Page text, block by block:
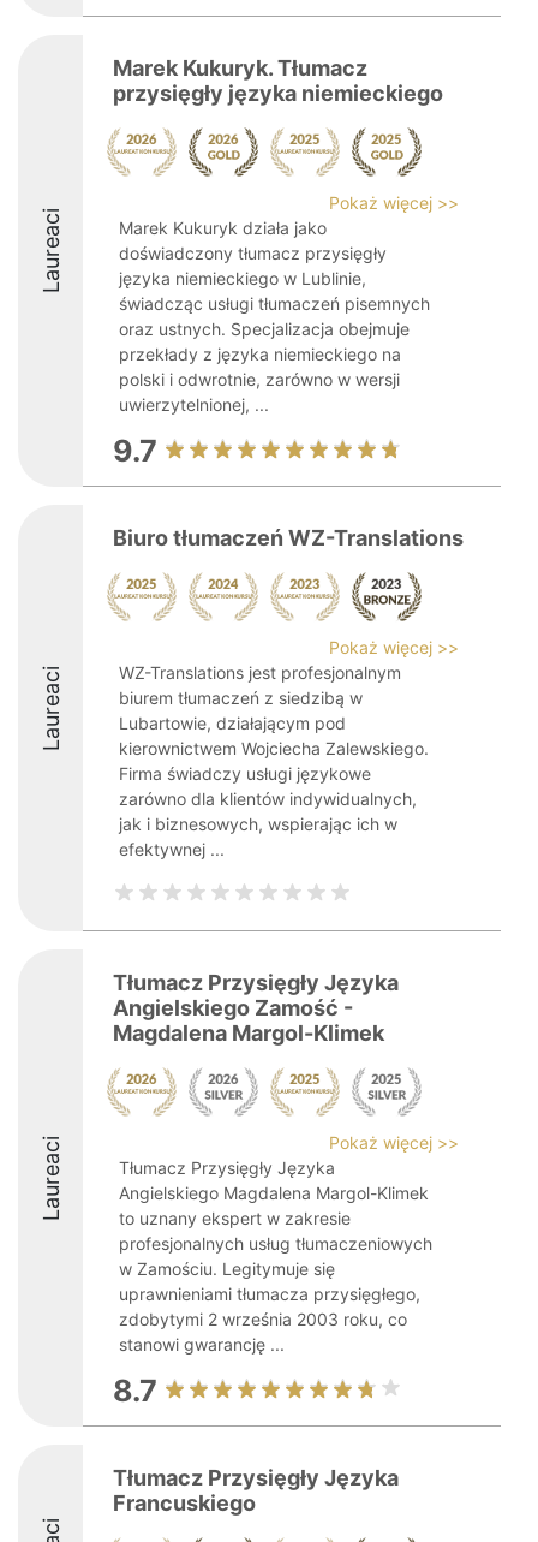
Laureaci
Marek Kukuryk. Tłumacz
przysięgły języka niemieckiego
Pokaż więcej >>
Marek Kukuryk działa jako
doświadczony tłumacz przysięgły
języka niemieckiego w Lublinie,
świadcząc usługi tłumaczeń pisemnych
oraz ustnych. Specjalizacja obejmuje
przekłady z języka niemieckiego na
polski i odwrotnie, zarówno w wersji
uwierzytelnionej, ...
9.7
Laureaci
Biuro tłumaczeń WZ-Translations
Pokaż więcej >>
WZ-Translations jest profesjonalnym
biurem tłumaczeń z siedzibą w
Lubartowie, działającym pod
kierownictwem Wojciecha Zalewskiego.
Firma świadczy usługi językowe
zarówno dla klientów indywidualnych,
jak i biznesowych, wspierając ich w
efektywnej ...
Laureaci
Tłumacz Przysięgły Języka
Angielskiego Zamość -
Magdalena Margol-Klimek
Pokaż więcej >>
Tłumacz Przysięgły Języka
Angielskiego Magdalena Margol-Klimek
to uznany ekspert w zakresie
profesjonalnych usług tłumaczeniowych
w Zamościu. Legitymuje się
uprawnieniami tłumacza przysięgłego,
zdobytymi 2 września 2003 roku, co
stanowi gwarancję ...
8.7
Tłumacz Przysięgły Języka
Francuskiego